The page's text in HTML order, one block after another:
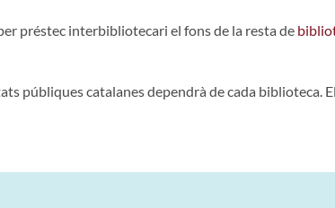
préstec interbibliotecari el fons de la resta de
públiques catalanes dependrà de cada